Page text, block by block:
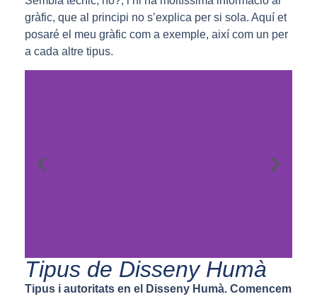
gràfic, que al principi no s’explica per si sola. Aquí et
posaré el meu gràfic com a exemple, així com un per
a cada altre tipus.
Tipus de Disseny Humà
Tipus i autoritats en el Disseny Humà. Comencem